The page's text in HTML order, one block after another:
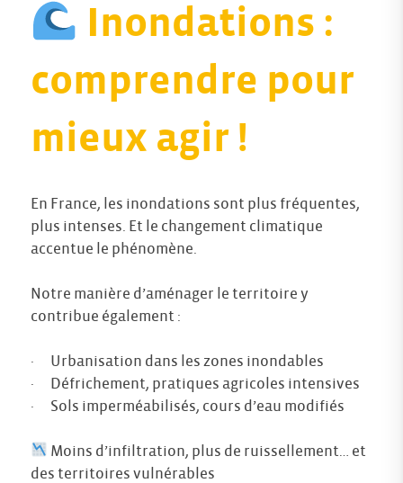
Inondations :
comprendre pour
mieux agir !
En France, les inondations sont plus fréquentes,
plus intenses. Et le changement climatique
accentue le phénomène.
Notre manière d’aménager le territoire y
contribue également :
· Urbanisation dans les zones inondables
· Défrichement, pratiques agricoles intensives
· Sols imperméabilisés, cours d’eau modifiés
Moins d’infiltration, plus de ruissellement… et
des territoires vulnérables